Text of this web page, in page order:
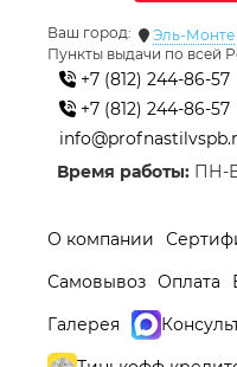
Ваш город:
Эль-Монте
Пункты выдачи по всей
+7 (812) 244-86-57
+7 (812) 244-86-57
Время работы: ПН-
О компании
Самовывоз Оплата
Галерея